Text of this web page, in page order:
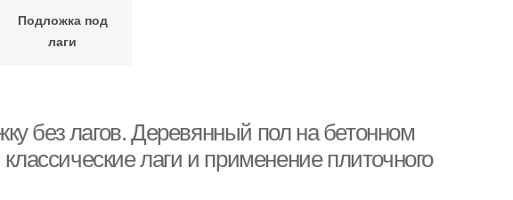
Подложка под
лаги
без лагов. Деревянный пол на бетонном
лаги и применение плиточного